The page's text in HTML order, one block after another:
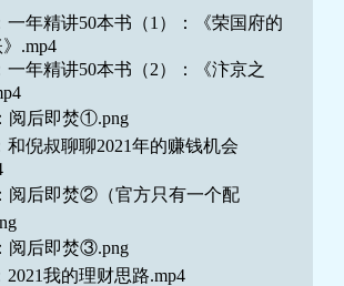
一年精讲50本书（1）：《荣国府的
.mp4
一年精讲50本书（2）：《汴京之
阅后即焚①.png
和倪叔聊聊2021年的赚钱机会
阅后即焚②（官方只有一个配
阅后即焚③.png
2021我的理财思路.mp4